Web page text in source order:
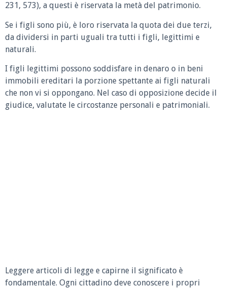
231, 573), a questi è riservata la metà del patrimonio.
Se i figli sono più, è loro riservata la quota dei due terzi,
da dividersi in parti uguali tra tutti i figli, legittimi e
naturali.
I figli legittimi possono soddisfare in denaro o in beni
immobili ereditari la porzione spettante ai figli naturali
che non vi si oppongano. Nel caso di opposizione decide il
giudice, valutate le circostanze personali e patrimoniali.
Leggere articoli di legge e capirne il significato è
fondamentale. Ogni cittadino deve conoscere i propri